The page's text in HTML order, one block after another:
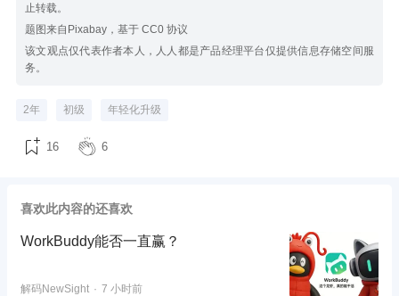
止转载。
题图来自Pixabay，基于 CC0 协议
该文观点仅代表作者本人，人人都是产品经理平台仅提供信息存储空间服
务。
2年 初级 年轻化升级
16 6
喜欢此内容的还喜欢
WorkBuddy能否一直赢？
解码NewSight 7 小时前